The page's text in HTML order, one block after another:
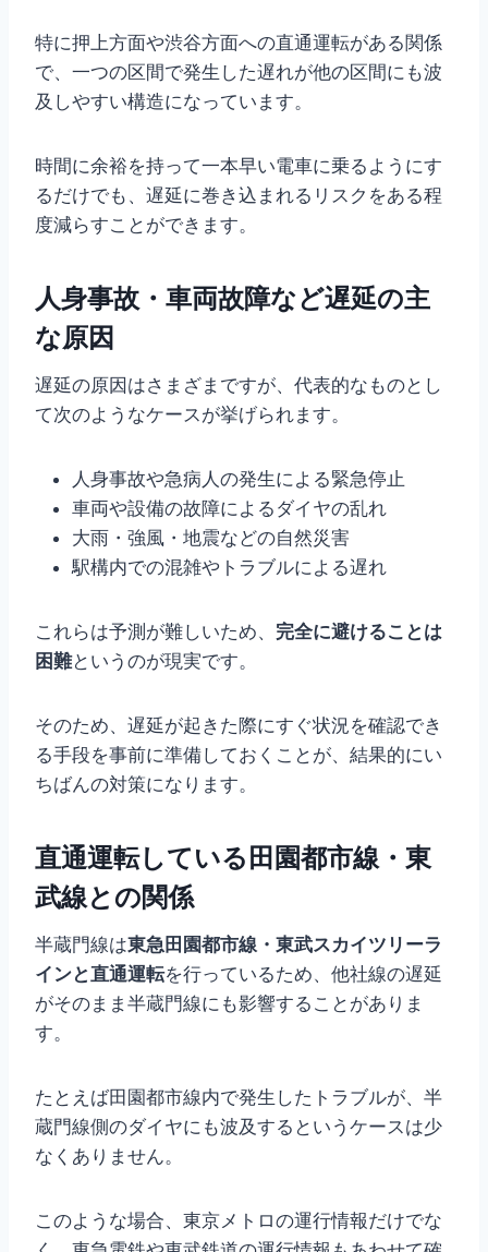
特に押上方面や渋谷方面への直通運転がある関係
で、一つの区間で発生した遅れが他の区間にも波
及しやすい構造になっています。
時間に余裕を持って一本早い電車に乗るようにす
るだけでも、遅延に巻き込まれるリスクをある程
度減らすことができます。
人身事故・車両故障など遅延の主
な原因
遅延の原因はさまざまですが、代表的なものとし
て次のようなケースが挙げられます。
人身事故や急病人の発生による緊急停止
車両や設備の故障によるダイヤの乱れ
大雨・強風・地震などの自然災害
駅構内での混雑やトラブルによる遅れ
これらは予測が難しいため、 完全に避けることは
困難というのが現実です。
そのため、遅延が起きた際にすぐ状況を確認でき
る手段を事前に準備しておくことが、結果的にい
ちばんの対策になります。
直通運転している田園都市線・東
武線との関係
半蔵門線は東急田園都市線・東武スカイツリーラ
インと直通運転を行っているため、他社線の遅延
がそのまま半蔵門線にも影響することがありま
す。
たとえば田園都市線内で発生したトラブルが、半
蔵門線側のダイヤにも波及するというケースは少
なくありません。
このような場合、東京メトロの運行情報だけでな